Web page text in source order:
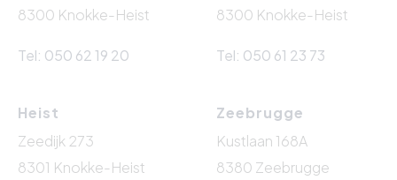
8300 Knokke-Heist
Tel: 050 62 19 20
8300 Knokke-Heist
Tel: 050 61 23 73
Heist
Zeedijk 273
8301 Knokke-Heist
Zeebrugge
Kustlaan 168A
8380 Zeebrugge